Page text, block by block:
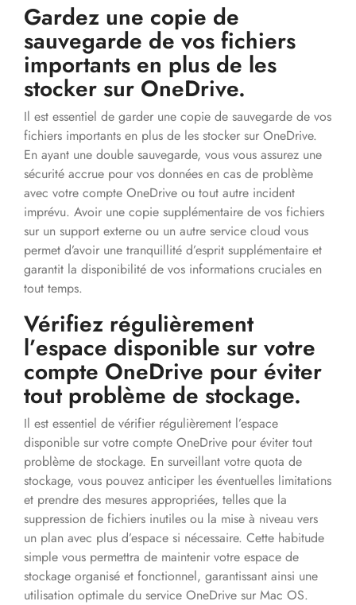
Gardez une copie de
sauvegarde de vos fichiers
importants en plus de les
stocker sur OneDrive.
Il est essentiel de garder une copie de sauvegarde de vos
fichiers importants en plus de les stocker sur OneDrive.
En ayant une double sauvegarde, vous vous assurez une
sécurité accrue pour vos données en cas de problème
avec votre compte OneDrive ou tout autre incident
imprévu. Avoir une copie supplémentaire de vos fichiers
sur un support externe ou un autre service cloud vous
permet d’avoir une tranquillité d’esprit supplémentaire et
garantit la disponibilité de vos informations cruciales en
tout temps.
Vérifiez régulièrement
l’espace disponible sur votre
compte OneDrive pour éviter
tout problème de stockage.
Il est essentiel de vérifier régulièrement l’espace
disponible sur votre compte OneDrive pour éviter tout
problème de stockage. En surveillant votre quota de
stockage, vous pouvez anticiper les éventuelles limitations
et prendre des mesures appropriées, telles que la
suppression de fichiers inutiles ou la mise à niveau vers
un plan avec plus d’espace si nécessaire. Cette habitude
simple vous permettra de maintenir votre espace de
stockage organisé et fonctionnel, garantissant ainsi une
utilisation optimale du service OneDrive sur Mac OS.